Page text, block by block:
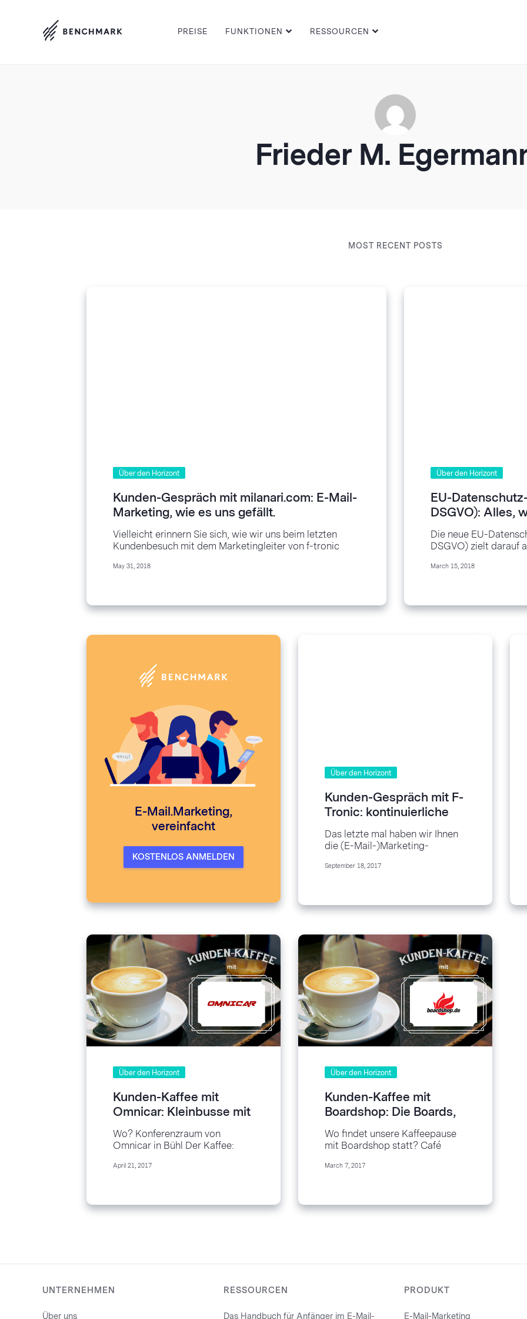
PREISE FUNKTIONEN RESSOURCEN
Frieder M.
MOST RECENT POSTS
Über den Horizont
Kunden-Gespräch mit milanari.com: E-Mail-
Marketing, wie es uns gefällt.
Vielleicht erinnern Sie sich, wie wir uns beim letzten
Kundenbesuch mit dem Marketingleiter von f-tronic
unterhielten. Heute stellt uns Fr. Syben von milanari.com
May 31, 2018
Über den Horizont
EU-
DSGVO): Alles,
müssen.
Die neue EU-
DSGVO) zielt darauf
stärken und zu
March 15, 2018
E-Mail.Marketing,
vereinfacht
KOSTENLOS ANMELDEN
Über den Horizont
Kunden-Gespräch mit F-
Tronic: kontinuierliche
Verbesserung und
exzellente Ergebnisse
Marketing
Das letzte mal haben wir Ihnen
die (E-Mail-)Marketing-
Paradieses Veganic vorgestellt.
September 18, 2017
Über den Horizont
Kunden-Kaffee mit
Omnicar: Kleinbusse mit
viel Elan und Pfiff!
Wo? Konferenzraum von
Omnicar in Bühl Der Kaffee:
und ein Café au Lait aus dem
April 21, 2017
Über den Horizont
Kunden-Kaffee mit
Boardshop: Die Boards,
die die Welt bedeuten!
Wo findet unsere Kaffeepause
mit Boardshop statt? Café
Schusterstraße, Freiburg im
March 7, 2017
UNTERNEHMEN
Über uns
RESSOURCEN
Das Handbuch für Anfänger im E-Mail-
PRODUKT
E-Mail-Marketing